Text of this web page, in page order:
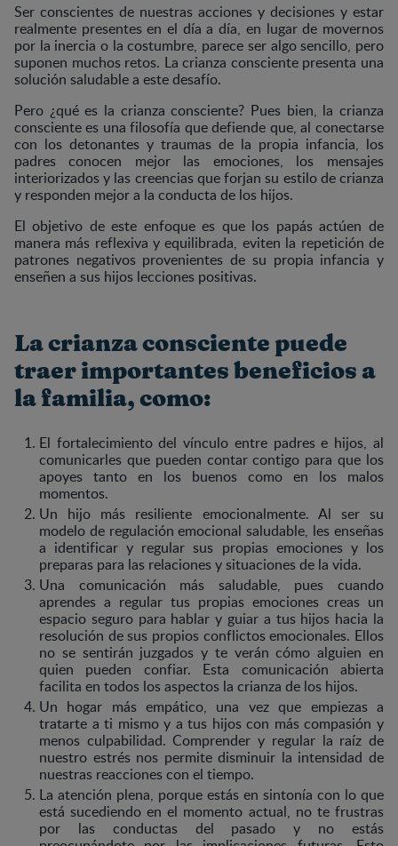
Ser conscientes de nuestras acciones y decisiones y estar
realmente presentes en el día a día, en lugar de movernos
por la inercia o la costumbre, parece ser algo sencillo, pero
suponen muchos retos. La crianza consciente presenta una
solución saludable a este desafío.
Pero ¿qué es la crianza consciente? Pues bien, la crianza
consciente es una filosofía que defiende que, al conectarse
con los detonantes y traumas de la propia infancia, los
padres conocen mejor las emociones, los mensajes
interiorizados y las creencias que forjan su estilo de crianza
y responden mejor a la conducta de los hijos.
El objetivo de este enfoque es que los papás actúen de
manera más reflexiva y equilibrada, eviten la repetición de
patrones negativos provenientes de su propia infancia y
enseñen a sus hijos lecciones positivas.
La crianza consciente puede
traer importantes beneficios a
la familia, como:
El fortalecimiento del vínculo entre padres e hijos, al
comunicarles que pueden contar contigo para que los
apoyes tanto en los buenos como en los malos
momentos.
Un hijo más resiliente emocionalmente. Al ser su
modelo de regulación emocional saludable, les enseñas
a identificar y regular sus propias emociones y los
preparas para las relaciones y situaciones de la vida.
Una comunicación más saludable, pues cuando
aprendes a regular tus propias emociones creas un
espacio seguro para hablar y guiar a tus hijos hacia la
resolución de sus propios conflictos emocionales. Ellos
no se sentirán juzgados y te verán cómo alguien en
quien pueden confiar. Esta comunicación abierta
facilita en todos los aspectos la crianza de los hijos.
Un hogar más empático, una vez que empiezas a
tratarte a ti mismo y a tus hijos con más compasión y
menos culpabilidad. Comprender y regular la raíz de
nuestro estrés nos permite disminuir la intensidad de
nuestras reacciones con el tiempo.
La atención plena, porque estás en sintonía con lo que
está sucediendo en el momento actual, no te frustras
por las conductas del pasado y no estás